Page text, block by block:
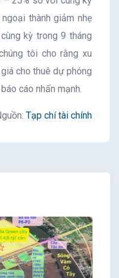
thành giảm nhẹ
kỳ trong 9 tháng
tôi cho rằng xu
cho thuê dự phóng
cáo nhấn mạnh.
Tạp chí tài chính